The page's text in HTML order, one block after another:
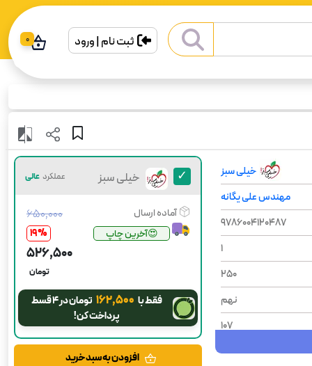
ثبت نام | ورود 0
خیلی سبز
مهندس علی یگانه
9786004120487
1
250
نهم
107
1405
خیلی سبز عملکرد عالی
آماده ارسال
😍آخرین چاپ
۶۵۰٬۰۰۰
19%
۵۲۶٬۵۰۰
تومان
فقط با ۱۶۲٬۵۰۰
تومان در ۴ قسط
پرداخت کن!
افزودن به سبد خرید